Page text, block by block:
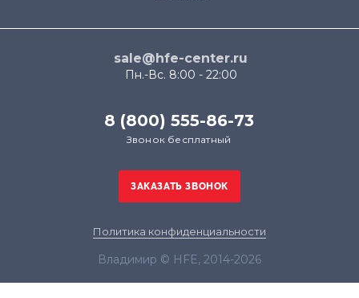
sale@hfe-center.ru
Пн.-Вс. 8:00 - 22:00
8 (800) 555-86-73
Звонок бесплатный
Политика конфиденциальности
Владимир © HFE, 2014-2026